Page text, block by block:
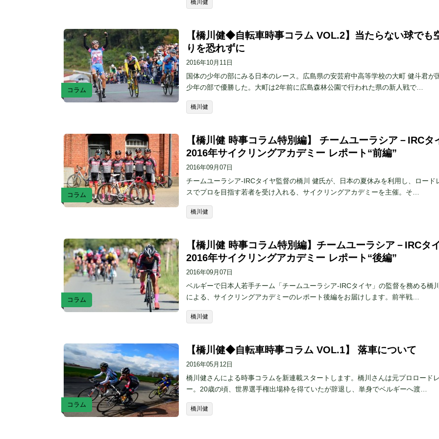
橋川健
コラム
【橋川健◆自転車時事コラム VOL.2】当たらない球でも
りを恐れずに
2016年10月11日
国体の少年の部にみる日本のレース。広島県の安芸府中高等学校の大町 健斗君が
少年の部で優勝した。大町は2年前に広島森林公園で行われた県の新人戦で…
橋川健
コラム
【橋川健 時事コラム特別編】 チームユーラシア－IRCタ
2016年サイクリングアカデミー レポート“前編”
2016年09月07日
チームユーラシア-IRCタイヤ監督の橋川 健氏が、日本の夏休みを利用し、ロード
スでプロを目指す若者を受け入れる、サイクリングアカデミーを主催。そ…
橋川健
コラム
【橋川健 時事コラム特別編】チームユーラシア－IRCタ
2016年サイクリングアカデミー レポート“後編”
2016年09月07日
ベルギーで日本人若手チーム「チームユーラシア-IRCタイヤ」の監督を務める橋
による、サイクリングアカデミーのレポート後編をお届けします。前半戦…
橋川健
コラム
【橋川健◆自転車時事コラム VOL.1】 落車について
2016年05月12日
橋川健さんによる時事コラムを新連載スタートします。橋川さんは元プロロード
ー。20歳の頃、世界選手権出場枠を得ていたが辞退し、単身でベルギーへ渡…
橋川健